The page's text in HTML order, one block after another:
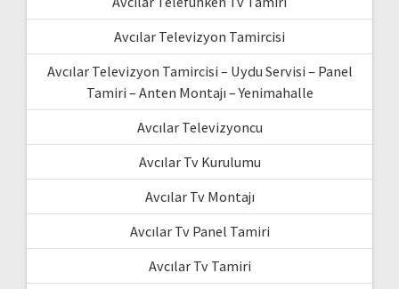
Avcılar Televizyon Tamircisi
Avcılar Televizyon Tamircisi – Uydu Servisi – Panel
Tamiri – Anten Montajı – Yenimahalle
Avcılar Televizyoncu
Avcılar Tv Kurulumu
Avcılar Tv Montajı
Avcılar Tv Panel Tamiri
Avcılar Tv Tamiri